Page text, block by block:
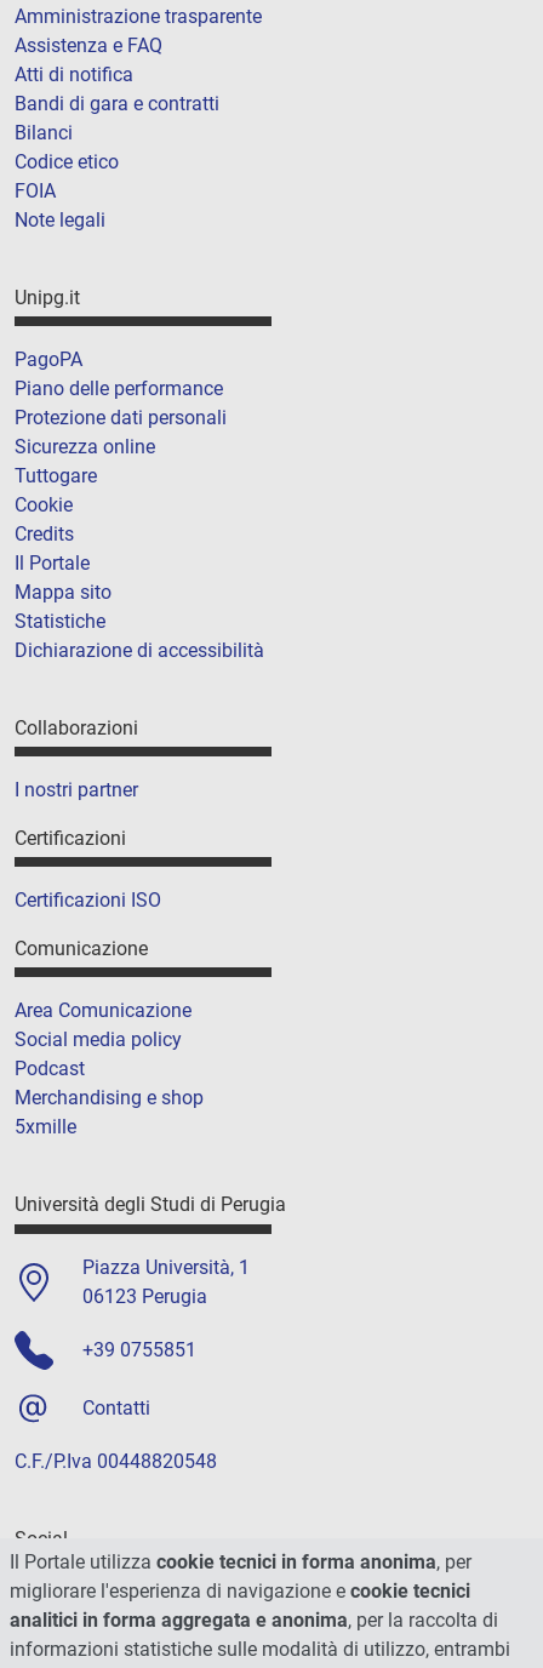
Amministrazione trasparente
Assistenza e FAQ
Atti di notifica
Bandi di gara e contratti
Bilanci
Codice etico
FOIA
Note legali
Unipg.it
PagoPA
Piano delle performance
Protezione dati personali
Sicurezza online
Tuttogare
Cookie
Credits
Il Portale
Mappa sito
Statistiche
Dichiarazione di accessibilità
Collaborazioni
I nostri partner
Certificazioni
Certificazioni ISO
Comunicazione
Area Comunicazione
Social media policy
Podcast
Merchandising e shop
5xmille
Università degli Studi di Perugia
Piazza Università, 1
06123 Perugia
+39 0755851
Contatti
C.F./P.Iva 00448820548
Social
Il Portale utilizza cookie tecnici in forma anonima, per
migliorare l'esperienza di navigazione e cookie tecnici
analitici in forma aggregata e anonima, per la raccolta di
informazioni statistiche sulle modalità di utilizzo, entrambi